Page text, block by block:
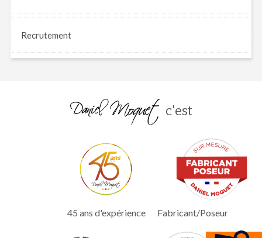
Recrutement
c'est
45 ans d'expérience Fabricant/Poseur